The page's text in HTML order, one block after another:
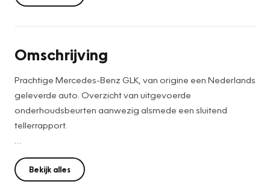
Omschrijving
Prachtige Mercedes-Benz GLK, van origine een Nederlands
geleverde auto. Overzicht van uitgevoerde
onderhoudsbeurten aanwezig alsmede een sluitend
tellerrapport.
Verkeert in een nette en verzorgde staat, daarnaast
voorzien van een aantal aantrekkelijke opties zoals:
Lederen interieur, elektr. verstelbare voorstoelen met
Bekijk alles